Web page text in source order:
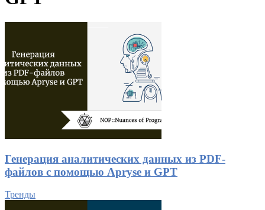
Генерация аналитических данных из PDF-
файлов с помощью Apryse и GPT
Тренды